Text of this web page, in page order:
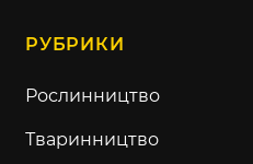
РУБРИКИ
Рослинництво
Тваринництво